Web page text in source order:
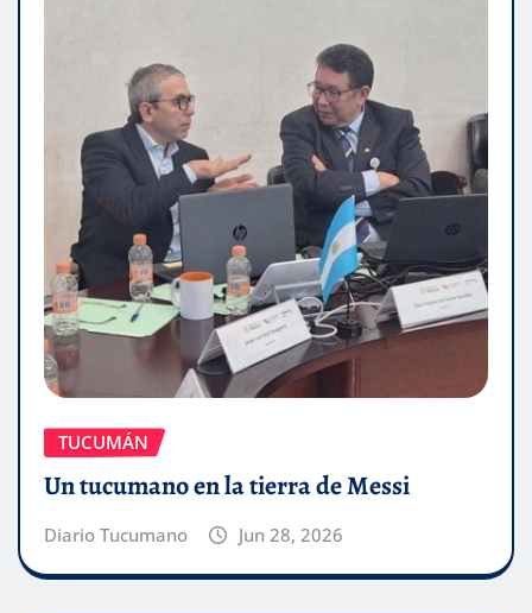
TUCUMÁN
Un tucumano en la tierra de Messi
Diario Tucumano Jun 28, 2026